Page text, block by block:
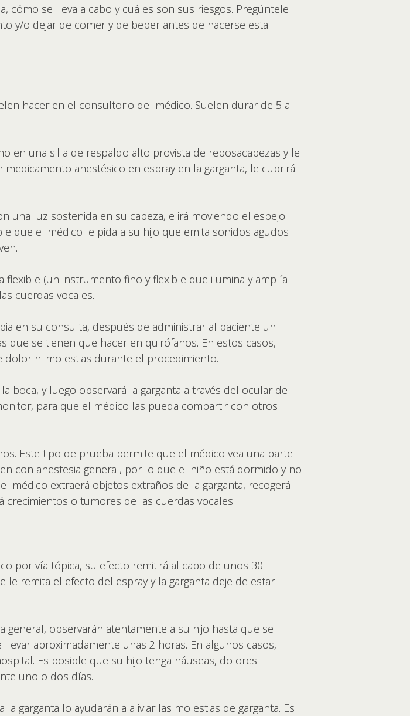
se lleva a cabo y cuáles son sus riesgos. Pregúntele
y/o dejar de comer y de beber antes de hacerse esta
hacer en el consultorio del médico. Suelen durar de 5 a
en una silla de respaldo alto provista de reposacabezas y le
anestésico en espray en la garganta, le cubrirá
una luz sostenida en su cabeza, e irá moviendo el espejo
que el médico le pida a su hijo que emita sonidos agudos
flexible (un instrumento fino y flexible que ilumina y amplía
cuerdas vocales.
en su consulta, después de administrar al paciente un
que se tienen que hacer en quirófanos. En estos casos,
dolor ni molestias durante el procedimiento.
boca, y luego observará la garganta a través del ocular del
para que el médico las pueda compartir con otros
Este tipo de prueba permite que el médico vea una parte
con anestesia general, por lo que el niño está dormido y no
médico extraerá objetos extraños de la garganta, recogerá
crecimientos o tumores de las cuerdas vocales.
por vía tópica, su efecto remitirá al cabo de unos 30
remita el efecto del espray y la garganta deje de estar
observarán atentamente a su hijo hasta que se
aproximadamente unas 2 horas. En algunos casos,
Es posible que su hijo tenga náuseas, dolores
uno o dos días.
garganta lo ayudarán a aliviar las molestias de garganta. Es